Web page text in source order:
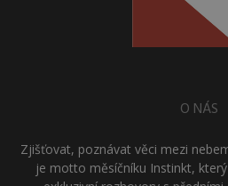
O NÁS
Zjišťovat, poznávat věci mezi
je motto měsíčníku Instinkt,